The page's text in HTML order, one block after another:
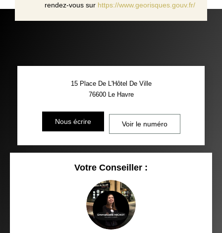
rendez-vous sur https://www.georisques.gouv.fr/
15 Place De L'Hôtel De Ville
76600 Le Havre
Nous écrire Voir le numéro
Votre Conseiller :